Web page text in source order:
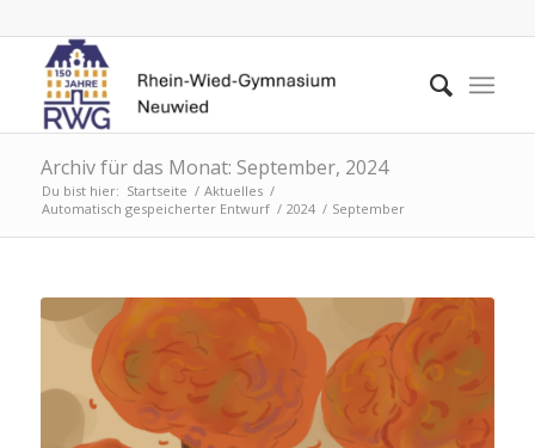
Archiv für das Monat: September, 2024
Du bist hier: Startseite / Aktuelles /
Automatisch gespeicherter Entwurf / 2024 / September